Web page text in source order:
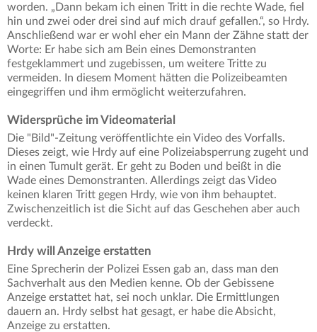
worden. „Dann bekam ich einen Tritt in die rechte Wade, fiel
hin und zwei oder drei sind auf mich drauf gefallen.“, so Hrdy.
Anschließend war er wohl eher ein Mann der Zähne statt der
Worte: Er habe sich am Bein eines Demonstranten
festgeklammert und zugebissen, um weitere Tritte zu
vermeiden. In diesem Moment hätten die Polizeibeamten
eingegriffen und ihm ermöglicht weiterzufahren.
Widersprüche im Videomaterial
Die "Bild"-Zeitung veröffentlichte ein Video des Vorfalls.
Dieses zeigt, wie Hrdy auf eine Polizeiabsperrung zugeht und
in einen Tumult gerät. Er geht zu Boden und beißt in die
Wade eines Demonstranten. Allerdings zeigt das Video
keinen klaren Tritt gegen Hrdy, wie von ihm behauptet.
Zwischenzeitlich ist die Sicht auf das Geschehen aber auch
verdeckt.
Hrdy will Anzeige erstatten
Eine Sprecherin der Polizei Essen gab an, dass man den
Sachverhalt aus den Medien kenne. Ob der Gebissene
Anzeige erstattet hat, sei noch unklar. Die Ermittlungen
dauern an. Hrdy selbst hat gesagt, er habe die Absicht,
Anzeige zu erstatten.